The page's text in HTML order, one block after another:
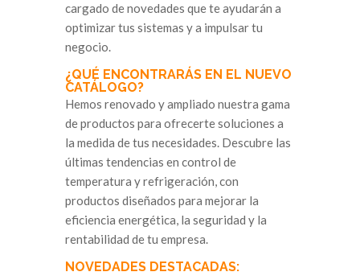
cargado de novedades que te ayudarán a
optimizar tus sistemas y a impulsar tu
negocio.
¿QUÉ ENCONTRARÁS EN EL NUEVO
CATÁLOGO?
Hemos renovado y ampliado nuestra gama
de productos para ofrecerte soluciones a
la medida de tus necesidades. Descubre las
últimas tendencias en control de
temperatura y refrigeración, con
productos diseñados para mejorar la
eficiencia energética, la seguridad y la
rentabilidad de tu empresa.
NOVEDADES DESTACADAS: